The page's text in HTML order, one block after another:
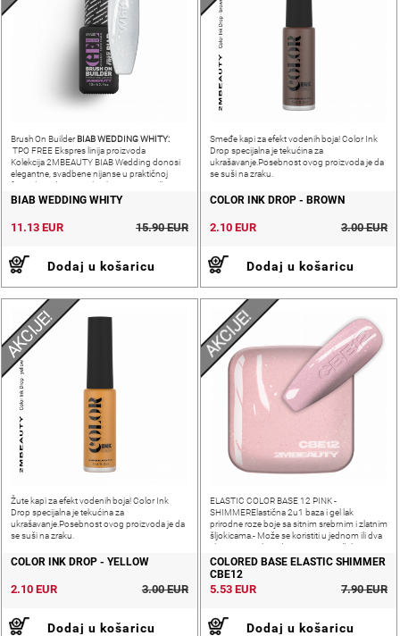
Brush On BuilderBIAB WEDDING WHITY:
TPO FREE Ekspres linija proizvoda
Kolekcija 2MBEAUTY BIAB Wedding donosi
elegantne, svadbene nijanse u praktičnoj
formuli gradivnog gela s kistom – savršen
izbor za izradu minimalističkih i profinjenih
BIAB WEDDING WHITY
11.13 EUR 15.90 EUR
Dodaj u košaricu
Smeđe kapi za efekt vodenih boja! Color Ink
Drop specijalna je tekućina za
ukrašavanje.Posebnost ovog proizvoda je da
se suši na zraku.
COLOR INK DROP - BROWN
2.10 EUR 3.00 EUR
Dodaj u košaricu
AKCIJE!
Žute kapi za efekt vodenih boja! Color Ink
Drop specijalna je tekućina za
ukrašavanje.Posebnost ovog proizvoda je da
se suši na zraku.
COLOR INK DROP - YELLOW
2.10 EUR 3.00 EUR
Dodaj u košaricu
AKCIJE!
ELASTIC COLOR BASE 12 PINK -
SHIMMERElastična 2u1 baza i gel lak
prirodne roze boje sa sitnim srebrnim i zlatnim
šljokicama.- Može se koristiti u jednom ili dva
sloja, sami prilagođavate ovisno o željenoj
nijansi i pokrivenosti nokta- Srednja
COLORED BASE ELASTIC SHIMMER
CBE12
5.53 EUR 7.90 EUR
Dodaj u košaricu